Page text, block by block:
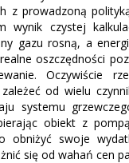
z prowadzoną
wynik czystej
gazu rosną, a
oszczędności
Oczywiście
od wielu
systemu
obiekt z
obniżyć swoje
się od wahań cen